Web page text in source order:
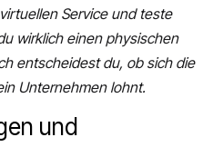
Service und teste
wirklich einen physischen
entscheidest du, ob sich die
Unternehmen lohnt.
und